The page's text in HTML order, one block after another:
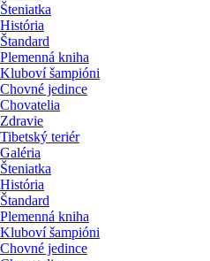
Šteniatka
História
Štandard
Plemenná kniha
Kluboví šampióni
Chovné jedince
Chovatelia
Zdravie
Tibetský teriér
Galéria
Šteniatka
História
Štandard
Plemenná kniha
Kluboví šampióni
Chovné jedince